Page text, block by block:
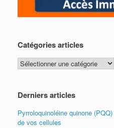
Catégories articles
Catégories
articles
Derniers articles
Pyrroloquinoléine quinone
de vos cellules